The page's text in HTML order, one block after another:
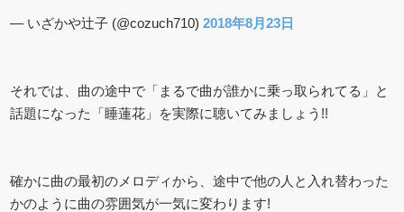
— いざかや辻子 (@cozuch710)2018年8月23日
それでは、曲の途中で「まるで曲が誰かに乗っ取られてる」と
話題になった「睡蓮花」を実際に聴いてみましょう!!
確かに曲の最初のメロディから、途中で他の人と入れ替わった
かのように曲の雰囲気が一気に変わります!